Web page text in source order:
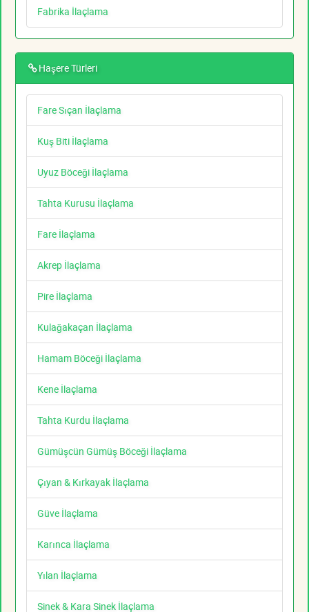
Fabrika İlaçlama
Haşere Türleri
Fare Sıçan İlaçlama
Kuş Biti İlaçlama
Uyuz Böceği İlaçlama
Tahta Kurusu İlaçlama
Fare İlaçlama
Akrep İlaçlama
Pire İlaçlama
Kulağakaçan İlaçlama
Hamam Böceği İlaçlama
Kene İlaçlama
Tahta Kurdu İlaçlama
Gümüşcün Gümüş Böceği İlaçlama
Çıyan & Kırkayak İlaçlama
Güve İlaçlama
Karınca İlaçlama
Yılan İlaçlama
Sinek & Kara Sinek İlaçlama